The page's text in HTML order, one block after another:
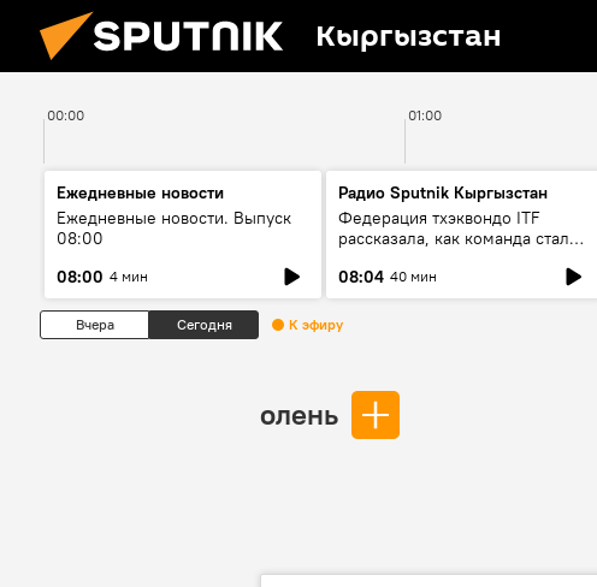
Кыргызстан
00:00 01:00
Ежедневные новости
Ежедневные новости. Выпуск
08:00
08:00 4 мин
Радио Sputnik Кыргызстан
Федерация тхэквондо ITF
рассказала, как команда стала
08:04 40 мин
Вчера Сегодня К эфиру
олень